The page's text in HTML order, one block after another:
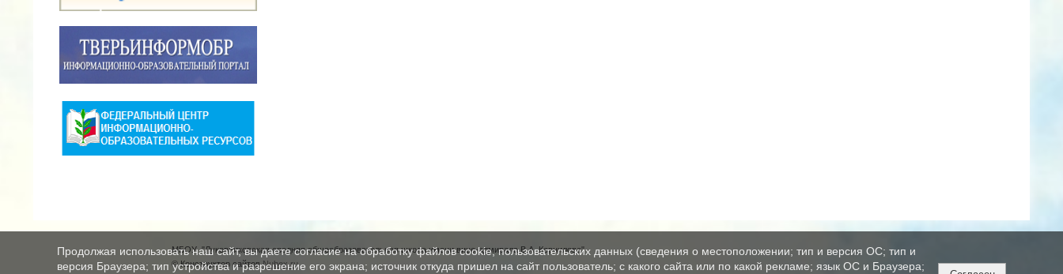
МБОУ "Луковниковская средняя общеобразовательная школа имени вице-адмирала В.А. Корнилова"
© Конструктор сайтовNubex.ru
Продолжая использовать наш сайт, вы даете согласие на обработку файлов cookie, пользовательских данных (сведения о местоположении; тип и версия ОС; тип и
версия Браузера; тип устройства и разрешение его экрана; источник откуда пришел на сайт пользователь; с какого сайта или по какой рекламе; язык ОС и Браузера;